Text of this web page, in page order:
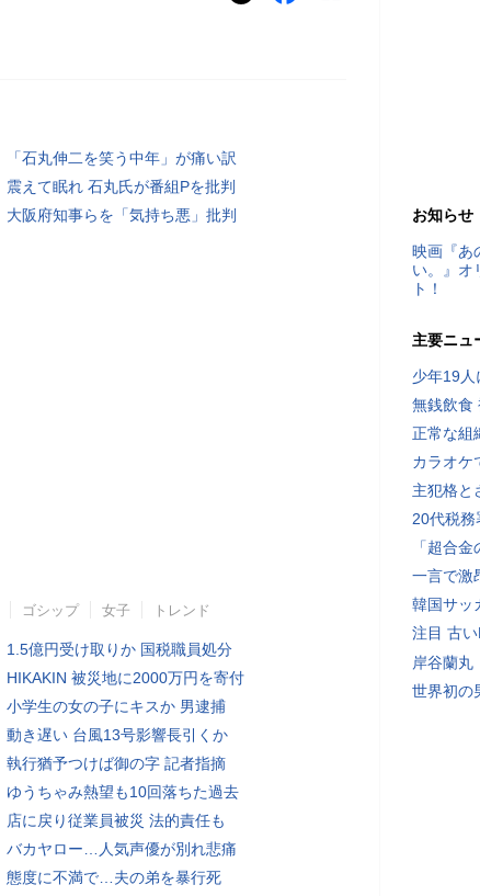
「石丸伸二を笑う中年」が痛い訳
震えて眠れ 石丸氏が番組Pを批判
大阪府知事らを「気持ち悪」批判
ゴシップ 女子 トレンド
1.5億円受け取りか 国税職員処分
HIKAKIN 被災地に2000万円を寄付
小学生の女の子にキスか 男逮捕
動き遅い 台風13号影響長引くか
執行猶予つけば御の字 記者指摘
ゆうちゃみ熱望も10回落ちた過去
店に戻り従業員被災 法的責任も
バカヤロー…人気声優が別れ悲痛
態度に不満で…夫の弟を暴行死
お知らせ
映画『あ
い。』オ
ト！
主要ニュ
少年19
無銭飲食
正常な組
カラオケ
主犯格と
20代税
「超合
一言で激
韓国サッ
注目 古
岸谷蘭丸
世界初の